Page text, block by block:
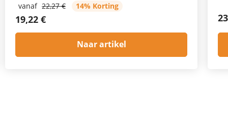
vanaf 22,27 € 14% Korting
19,22 €
Naar artikel